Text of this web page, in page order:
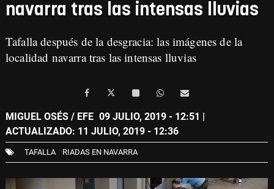
navarra tras las intensas lluvias
Tafalla después de la desgracia: las imágenes de la
localidad navarra tras las intensas lluvias
MIGUEL OSÉS / EFE 09 JULIO, 2019 - 12:51 |
ACTUALIZADO: 11 JULIO, 2019 - 12:36
TAFALLA RIADAS EN NAVARRA